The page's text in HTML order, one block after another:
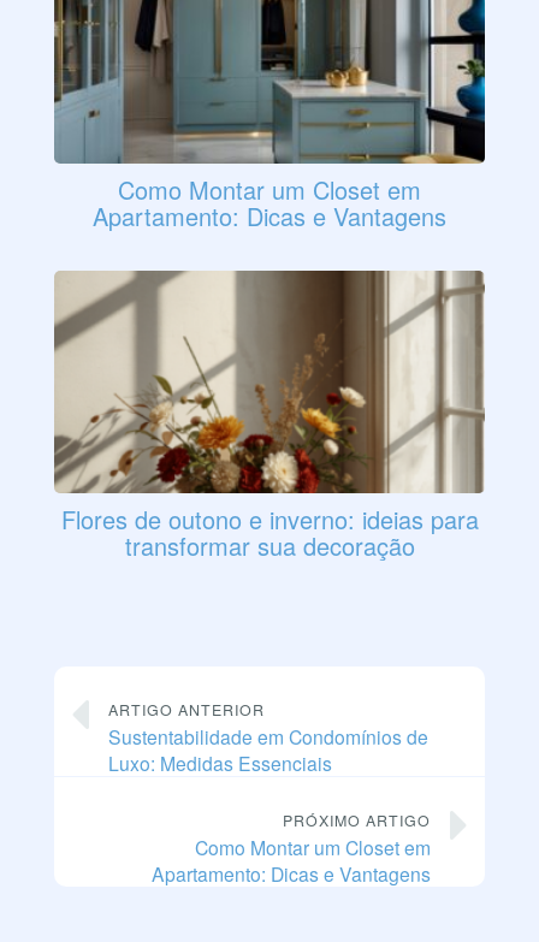
Como Montar um Closet em
Apartamento: Dicas e Vantagens
Flores de outono e inverno: ideias para
transformar sua decoração
ARTIGO ANTERIOR
Sustentabilidade em Condomínios de
Luxo: Medidas Essenciais
PRÓXIMO ARTIGO
Como Montar um Closet em
Apartamento: Dicas e Vantagens